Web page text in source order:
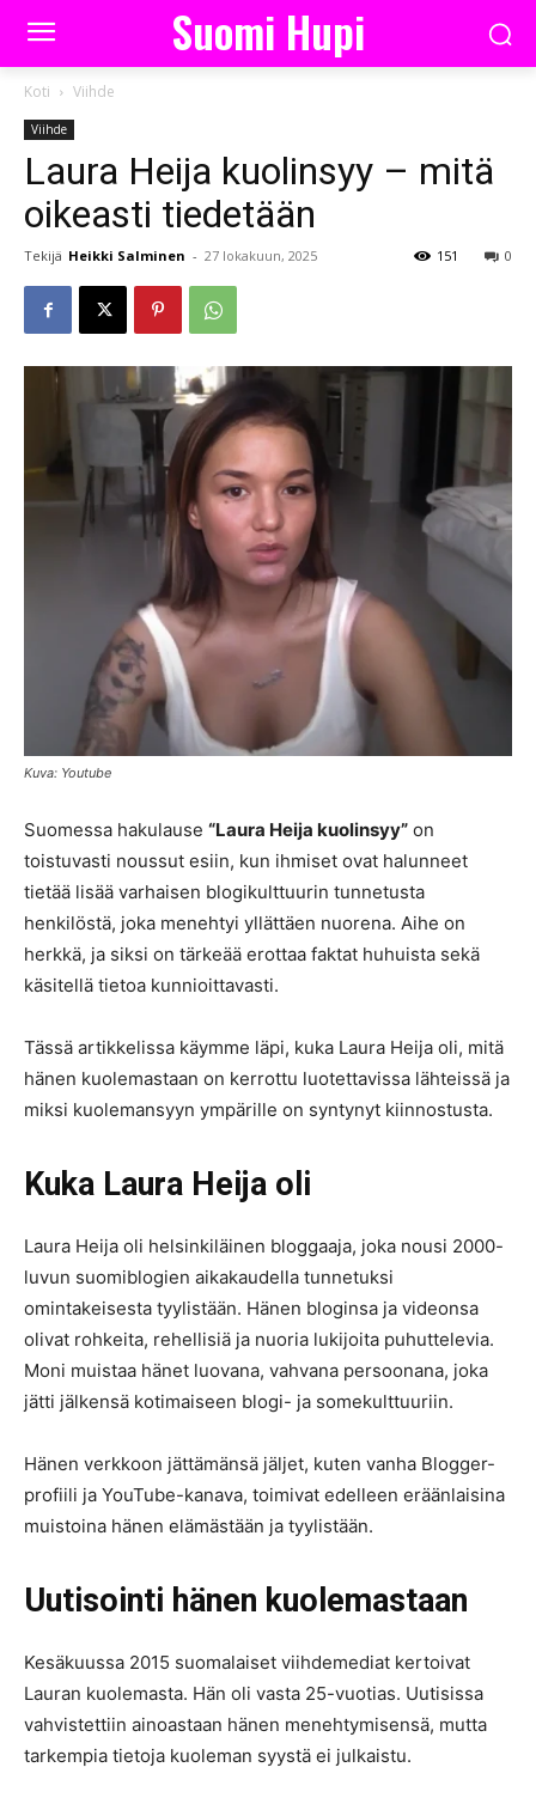
Suomi Hupi
Koti Viihde
Viihde
Laura Heija kuolinsyy – mitä
oikeasti tiedetään
Tekijä Heikki Salminen - 27 lokakuun, 2025 0
151
Kuva: Youtube
Suomessa hakulause “Laura Heija kuolinsyy” on
toistuvasti noussut esiin, kun ihmiset ovat halunneet
tietää lisää varhaisen blogikulttuurin tunnetusta
henkilöstä, joka menehtyi yllättäen nuorena. Aihe on
herkkä, ja siksi on tärkeää erottaa faktat huhuista sekä
käsitellä tietoa kunnioittavasti.
Tässä artikkelissa käymme läpi, kuka Laura Heija oli, mitä
hänen kuolemastaan on kerrottu luotettavissa lähteissä ja
miksi kuolemansyyn ympärille on syntynyt kiinnostusta.
Kuka Laura Heija oli
Laura Heija oli helsinkiläinen bloggaaja, joka nousi 2000-
luvun suomiblogien aikakaudella tunnetuksi
omintakeisesta tyylistään. Hänen bloginsa ja videonsa
olivat rohkeita, rehellisiä ja nuoria lukijoita puhuttelevia.
Moni muistaa hänet luovana, vahvana persoonana, joka
jätti jälkensä kotimaiseen blogi- ja somekulttuuriin.
Hänen verkkoon jättämänsä jäljet, kuten vanha Blogger-
profiili ja YouTube-kanava, toimivat edelleen eräänlaisina
muistoina hänen elämästään ja tyylistään.
Uutisointi hänen kuolemastaan
Kesäkuussa 2015 suomalaiset viihdemediat kertoivat
Lauran kuolemasta. Hän oli vasta 25-vuotias. Uutisissa
vahvistettiin ainoastaan hänen menehtymisensä, mutta
tarkempia tietoja kuoleman syystä ei julkaistu.